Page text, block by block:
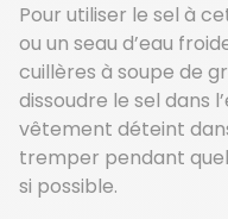
Pour utiliser le sel à
ou un seau d’eau
cuillères à soupe de
dissoudre le sel dans
vêtement déteint
tremper pendant
si possible.